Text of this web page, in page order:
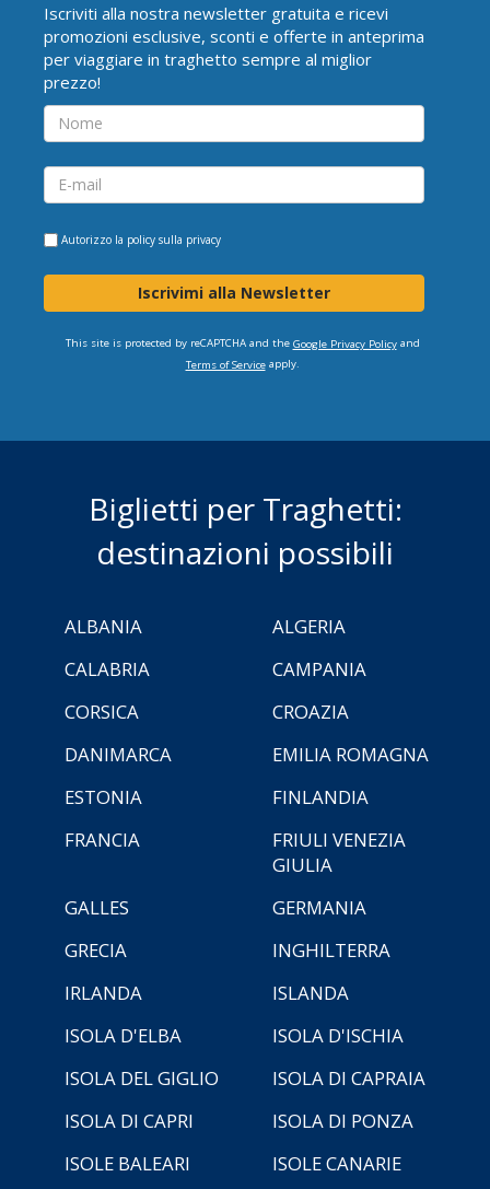
Iscriviti alla nostra newsletter gratuita e ricevi
promozioni esclusive, sconti e offerte in anteprima
per viaggiare in traghetto sempre al miglior
prezzo!
Autorizzo la policy sulla privacy
Iscrivimi alla Newsletter
This site is protected by reCAPTCHA and the Google Privacy Policyand
Terms of Serviceapply.
Biglietti per Traghetti:
destinazioni possibili
ALBANIA
ALGERIA
CALABRIA
CAMPANIA
CORSICA
CROAZIA
DANIMARCA
EMILIA ROMAGNA
ESTONIA
FINLANDIA
FRANCIA
FRIULI VENEZIA
GIULIA
GALLES
GERMANIA
GRECIA
INGHILTERRA
IRLANDA
ISLANDA
ISOLA D'ELBA
ISOLA D'ISCHIA
ISOLA DEL GIGLIO
ISOLA DI CAPRAIA
ISOLA DI CAPRI
ISOLA DI PONZA
ISOLE BALEARI
ISOLE CANARIE